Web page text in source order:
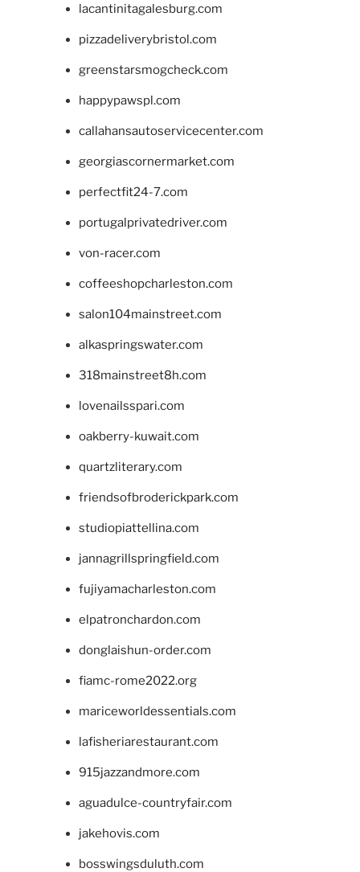
lacantinitagalesburg.com
pizzadeliverybristol.com
greenstarsmogcheck.com
happypawspl.com
callahansautoservicecenter.com
georgiascornermarket.com
perfectfit24-7.com
portugalprivatedriver.com
von-racer.com
coffeeshopcharleston.com
salon104mainstreet.com
alkaspringswater.com
318mainstreet8h.com
lovenailsspari.com
oakberry-kuwait.com
quartzliterary.com
friendsofbroderickpark.com
studiopiattellina.com
jannagrillspringfield.com
fujiyamacharleston.com
elpatronchardon.com
donglaishun-order.com
fiamc-rome2022.org
mariceworldessentials.com
lafisheriarestaurant.com
915jazzandmore.com
aguadulce-countryfair.com
jakehovis.com
bosswingsduluth.com